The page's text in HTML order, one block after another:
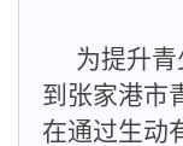
为提升
到张家港市
在通过生动